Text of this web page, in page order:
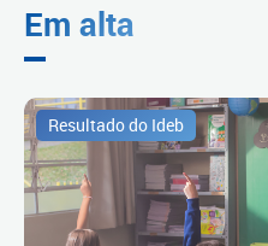
Em alta
Resultado do Ideb